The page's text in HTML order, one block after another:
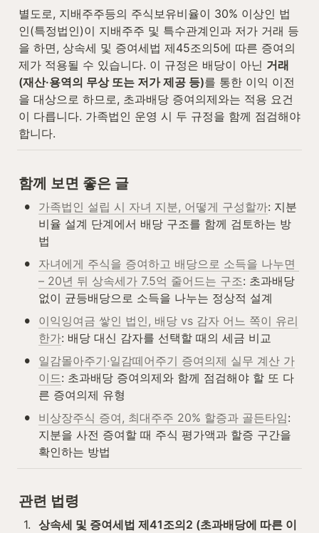
별도로, 지배주주등의 주식보유비율이 30% 이상인 법
인(특정법인)이 지배주주 및 특수관계인과 저가 거래 등
을 하면, 상속세 및 증여세법 제45조의5에 따른 증여의
제가 적용될 수 있습니다. 이 규정은 배당이 아닌 거래
(재산·용역의 무상 또는 저가 제공 등)를 통한 이익 이전
을 대상으로 하므로, 초과배당 증여의제와는 적용 요건
이 다릅니다. 가족법인 운영 시 두 규정을 함께 점검해야
합니다.
함께 보면 좋은 글
• 가족법인 설립 시 자녀 지분, 어떻게 구성할까: 지분
비율 설계 단계에서 배당 구조를 함께 검토하는 방
법
•
자녀에게 주식을 증여하고 배당으로 소득을 나누면
– 20년 뒤 상속세가 7.5억 줄어드는 구조: 초과배당
없이 균등배당으로 소득을 나누는 정상적 설계
•
이익잉여금 쌓인 법인, 배당 vs 감자 어느 쪽이 유리
한가: 배당 대신 감자를 선택할 때의 세금 비교
•
일감몰아주기·일감떼어주기 증여의제 실무 계산 가
이드: 초과배당 증여의제와 함께 점검해야 할 또 다
른 증여의제 유형
• 비상장주식 증여, 최대주주 20% 할증과 골든타임:
지분을 사전 증여할 때 주식 평가액과 할증 구간을
확인하는 방법
관련 법령
1. 상속세 및 증여세법 제41조의2 (초과배당에 따른 이